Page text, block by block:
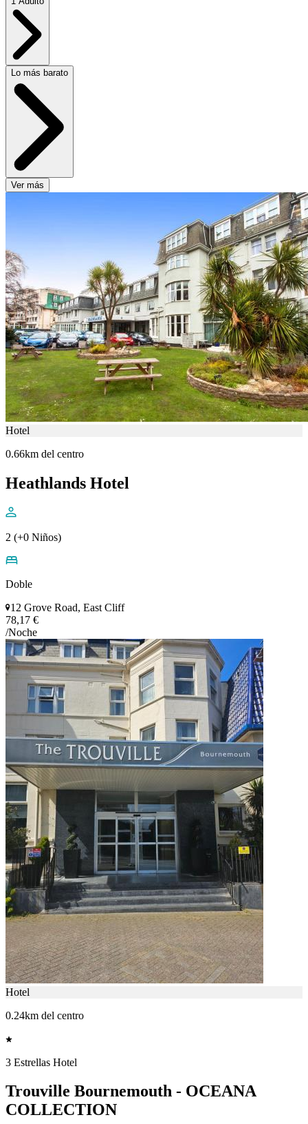
Lo más barato
Ver más
Hotel
0.66km del centro
Heathlands Hotel
2 (+0 Niños)
Doble
12 Grove Road, East Cliff
78,17 €
/Noche
Hotel
0.24km del centro
3 Estrellas Hotel
Trouville Bournemouth - OCEANA
COLLECTION